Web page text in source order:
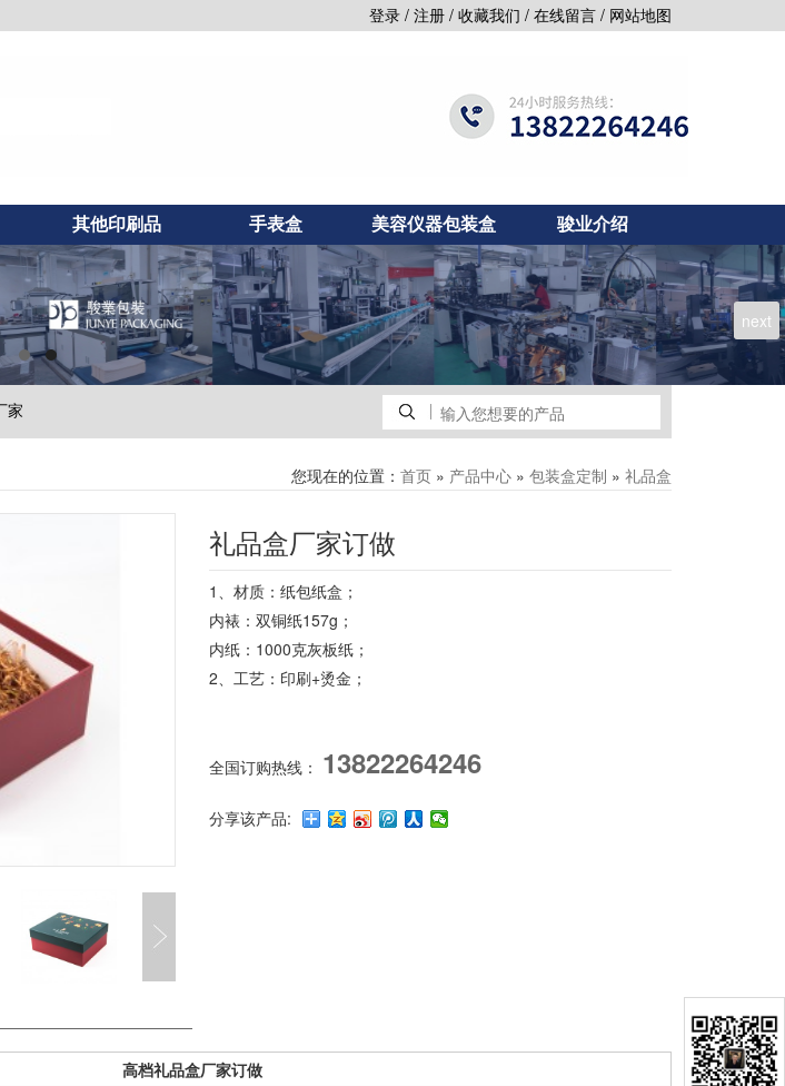
登录 / 注册 / 收藏我们 / 在线留言 / 网站地图
其他印刷品 手表盒 美容仪器包装盒 骏业介绍
next
家
您现在的位置： 首页 » 产品中心 » 包装盒定制 » 礼品盒
礼品盒厂家订做
1、材质：纸包纸盒；
内裱：双铜纸157g；
内纸：1000克灰板纸；
2、工艺：印刷+烫金；
全国订购热线： 13822264246
分享该产品:
高档礼品盒厂家订做